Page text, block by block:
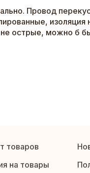
Провод
изоляция
не острые, можно б
товаров
на товары